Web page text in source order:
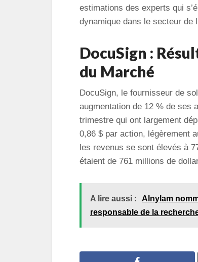
estimations des experts qui
dynamique dans le secteur de
DocuSign :
du Marché
DocuSign, le fournisseur de
augmentation de 12 % de ses
trimestre qui ont largement
0,86 $ par action, légèrement
les revenus se sont élevés à
étaient de 761 millions de
A lire aussi :
Alnylam
responsable de la